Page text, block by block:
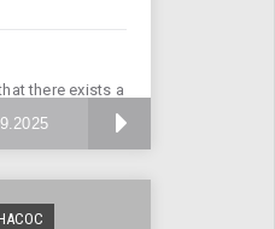
there exists a